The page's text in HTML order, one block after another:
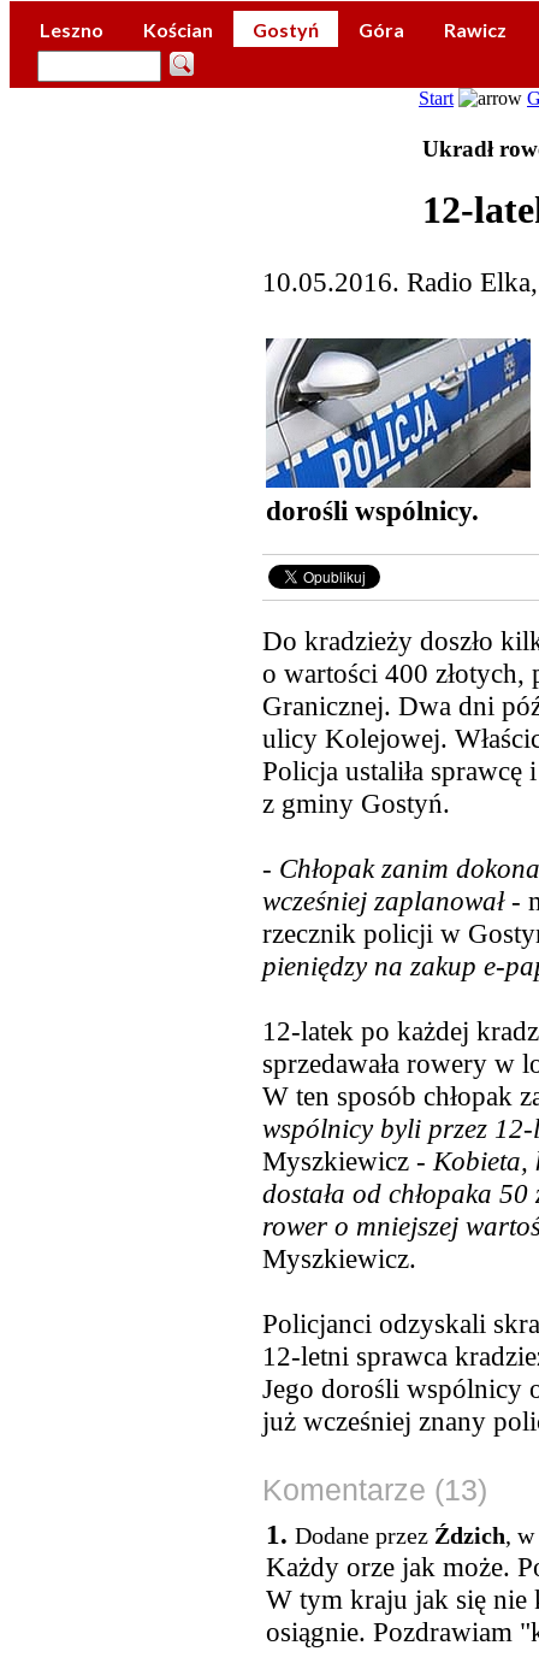
Leszno Kościan Gostyń Góra Rawicz
Start
Ukradł
12-
10.05.2016. Radio
dorośli wspólnicy.
Do kradzieży doszło
o wartości 400
Granicznej. Dwa dni
ulicy Kolejowej.
Policja ustaliła sprawcę
z gminy Gostyń.
- Chłopak zanim
wcześniej zaplanował-
rzecznik policji w
pieniędzy na zakup e-
12-latek po każdej
sprzedawała rowery w
W ten sposób chłopak
wspólnicy byli przez
Myszkiewicz - Kobieta,
dostała od chłopaka 50
rower o mniejszej
Myszkiewicz.
Policjanci odzyskali
12-letni sprawca
Jego dorośli wspólnicy
już wcześniej znany
Komentarze (13)
1. Dodane przez Ździch,
Każdy orze jak może.
W tym kraju jak się nie
osiągnie. Pozdrawiam